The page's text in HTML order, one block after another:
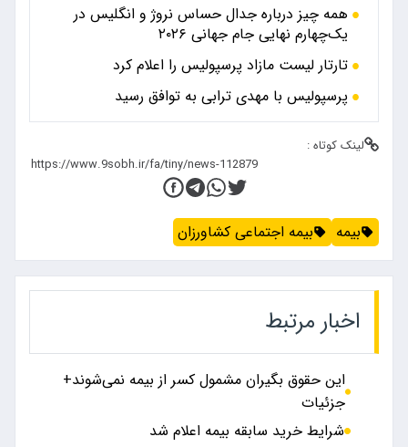
همه چیز درباره جدال حساس نروژ و انگلیس در
یک‌چهارم نهایی جام جهانی ۲۰۲۶
تارتار لیست مازاد پرسپولیس را اعلام کرد
پرسپولیس با مهدی ترابی به توافق رسید
لینک کوتاه :
بیمه بیمه اجتماعی کشاورزان
اخبار مرتبط
این حقوق بگیران مشمول کسر از بیمه نمی‌شوند+
جزئیات
شرایط خرید سابقه بیمه اعلام شد